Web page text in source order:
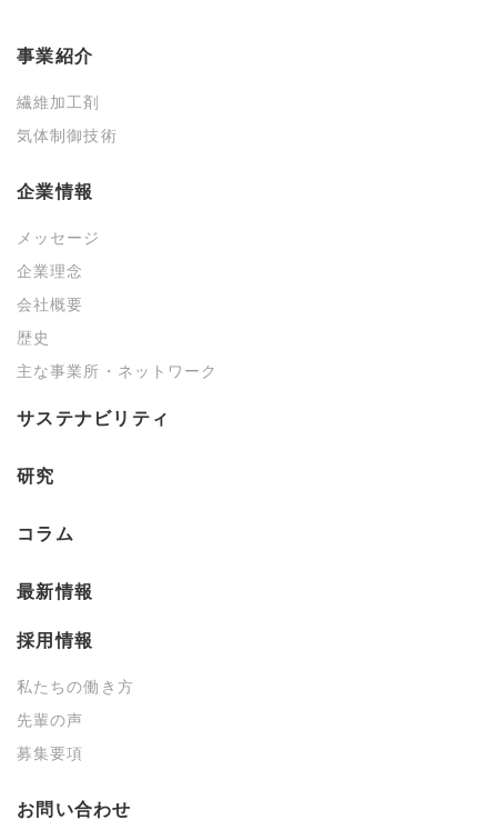
事業紹介
繊維加工剤
気体制御技術
企業情報
メッセージ
企業理念
会社概要
歴史
主な事業所・ネットワーク
サステナビリティ
研究
コラム
最新情報
採用情報
私たちの働き方
先輩の声
募集要項
お問い合わせ